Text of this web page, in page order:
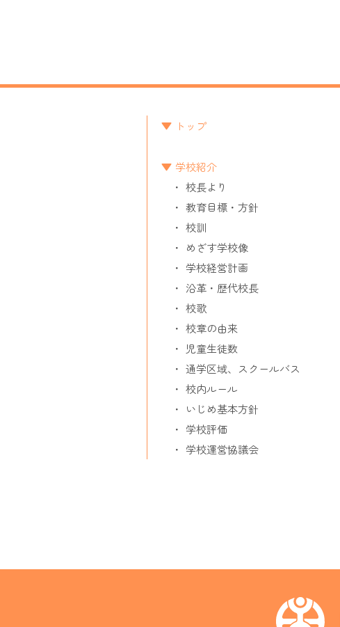
トップ
学校紹介
校長より
教育目標・方針
校訓
めざす学校像
学校経営計画
沿革・歴代校長
校歌
校章の由来
児童生徒数
通学区域、スクールバス
校内ルール
いじめ基本方針
学校評価
学校運営協議会